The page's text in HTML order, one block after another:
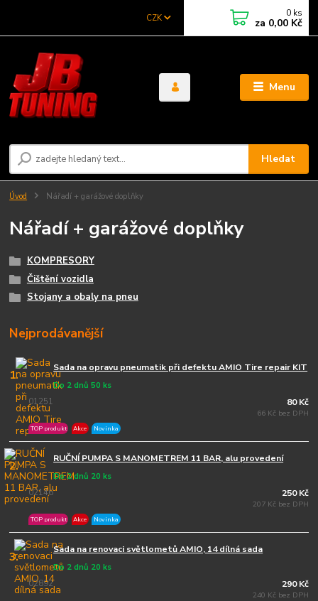
Menu
CZK
Hledat
0 ks
za 0,00 Kč
Úvod Nářadí + garážové doplňky
Nářadí + garážové doplňky
KOMPRESORY
Čištění vozidla
Stojany a obaly na pneu
Nejprodávanější
1. Sada na opravu pneumatik při defektu AMIO Tire repair KIT
01251
Do 2 dnů 50 ks
TOP produkt Akce Novinka
80 Kč
66 Kč bez DPH
2. RUČNÍ PUMPA S MANOMETREM 11 BAR, alu provedení
02146
Do 2 dnů 20 ks
TOP produkt Akce Novinka
250 Kč
207 Kč bez DPH
3. Sada na renovaci světlometů AMIO, 14 dílná sada
02892
Do 2 dnů 20 ks
290 Kč
240 Kč bez DPH